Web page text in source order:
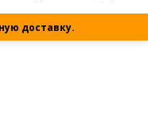
доставку.